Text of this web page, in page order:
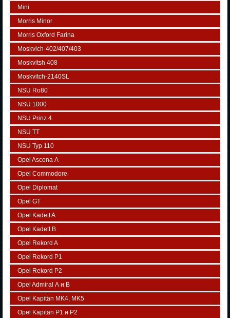
Mini
Morris Minor
Morris Oxford Farina
Moskvich-402/407/403
Moskvitsh 408
Moskvitch-2140SL
NSU Ro80
NSU 1000
NSU Prinz 4
NSU TT
NSU Typ 110
Opel Ascona А
Opel Commodore
Opel Diplomat
Opel GT
Opel Kadett A
Opel Kadett B
Opel Rekord A
Opel Rekord P1
Opel Rekord P2
Opel Admiral А и В
Opel Kapitän MK4, MK5
Opel Kapitän P1 и P2